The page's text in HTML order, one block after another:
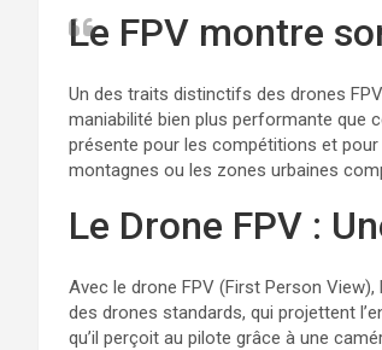
Le FPV montre
Un des traits distinctifs des drones
maniabilité bien plus performante que
présente pour les compétitions et
montagnes ou les zones urbaines
Le Drone FPV :
Avec le drone FPV (First Person
des drones standards, qui projettent
qu’il perçoit au pilote grâce à une